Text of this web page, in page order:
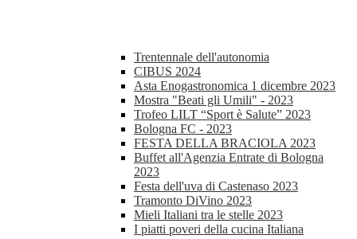
Trentennale dell'autonomia
CIBUS 2024
Asta Enogastronomica 1 dicembre 2023
Mostra "Beati gli Umili" - 2023
Trofeo LILT “Sport è Salute” 2023
Bologna FC - 2023
FESTA DELLA BRACIOLA 2023
Buffet all'Agenzia Entrate di Bologna
2023
Festa dell'uva di Castenaso 2023
Tramonto DiVino 2023
Mieli Italiani tra le stelle 2023
I piatti poveri della cucina Italiana